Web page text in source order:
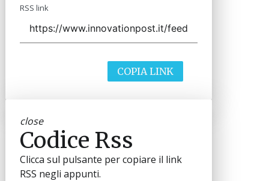
RSS link
COPIA LINK
close
Codice Rss
Clicca sul pulsante per copiare il link
RSS negli appunti.